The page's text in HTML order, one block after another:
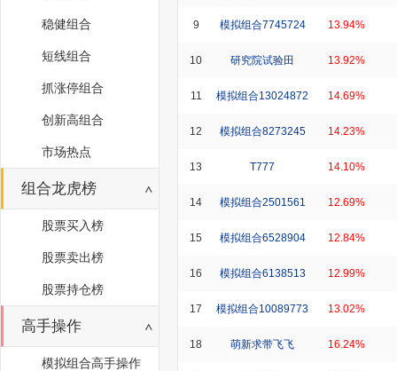
稳健组合
短线组合
抓涨停组合
创新高组合
市场热点
组合龙虎榜
股票买入榜
股票卖出榜
股票持仓榜
高手操作
模拟组合高手操作
9 模拟组合7745724 13.94%
10 研究院试验田 13.92%
11 模拟组合13024872 14.69%
12 模拟组合8273245 14.23%
13 T777 14.10%
14 模拟组合2501561 12.69%
15 模拟组合6528904 12.84%
16 模拟组合6138513 12.99%
17 模拟组合10089773 13.02%
18 萌新求带飞飞 16.24%